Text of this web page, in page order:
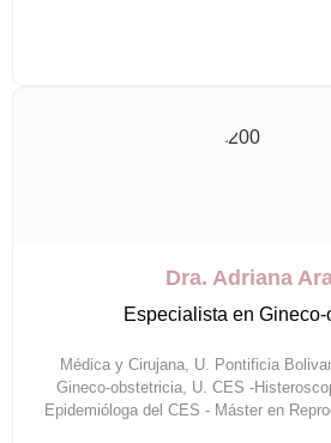
Dra. Adriana
Especialista en Gineco-
Médica y Cirujana, U. Pontificia
Gineco-obstetricia, U. CES -
Epidemióloga del CES - Máster en